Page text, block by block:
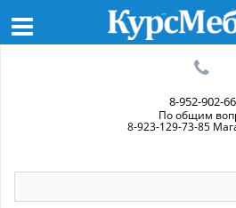
8-952-902-
По общим
8-923-129-73-85